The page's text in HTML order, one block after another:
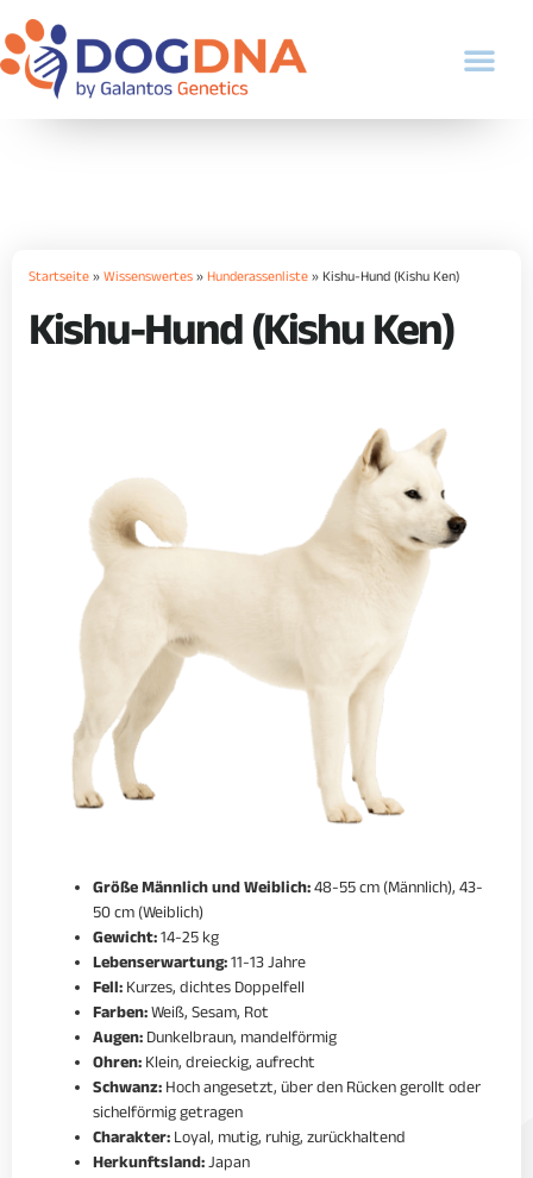
Startseite»Wissenswertes» Hunderassenliste» Kishu-Hund (Kishu Ken)
Kishu-Hund (Kishu Ken)
Größe Männlich und Weiblich:48-55 cm (Männlich), 43-
50 cm (Weiblich)
Gewicht:14-25 kg
Lebenserwartung:11-13 Jahre
Fell:Kurzes, dichtes Doppelfell
Farben:Weiß, Sesam, Rot
Augen:Dunkelbraun, mandelförmig
Ohren:Klein, dreieckig, aufrecht
Schwanz:Hoch angesetzt, über den Rücken gerollt oder
sichelförmig getragen
Charakter:Loyal, mutig, ruhig, zurückhaltend
Herkunftsland:Japan